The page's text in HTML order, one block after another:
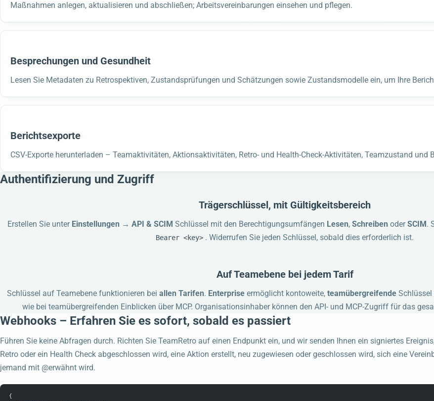
Maßnahmen anlegen, aktualisieren und abschließen; Arbeitsvereinbarungen einsehen und pflegen.
Besprechungen und Gesundheit
Lesen Sie Metadaten zu Retrospektiven, Zustandsprüfungen und Schätzungen sowie Zustandsmodelle ein, um Ihre
Berichtsexporte
CSV-Exporte herunterladen – Teamaktivitäten, Aktionsaktivitäten, Retro- und Health-Check-Aktivitäten, Teamzustand und
Authentifizierung und Zugriff
Trägerschlüssel, mit Gültigkeitsbereich
Erstellen Sie unter Einstellungen → API & SCIM Schlüssel mit den Berechtigungsumfängen Lesen,Schreiben oderSCIM.
Bearer <key> . Widerrufen Sie jeden Schlüssel, sobald dies erforderlich ist.
Auf Teamebene bei jedem Tarif
Schlüssel auf Teamebene funktionieren bei allen Tarifen. Enterpriseermöglicht kontoweite, teamübergreifendeSchlüssel
wie bei teamübergreifenden Einblicken über MCP. Organisationsinhaber können den API- und MCP-Zugriff für das
Webhooks – Erfahren Sie es sofort, sobald es passiert
Führen Sie keine Abfragen durch. Richten Sie TeamRetro auf einen Endpunkt ein, und wir senden Ihnen ein signiertes
Retro oder ein Health Check abgeschlossen wird, eine Aktion erstellt, neu zugewiesen oder geschlossen wird, sich eine
jemand mit @erwähnt wird.
{